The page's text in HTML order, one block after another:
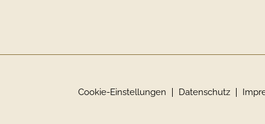
Cookie-Einstellungen Datenschutz